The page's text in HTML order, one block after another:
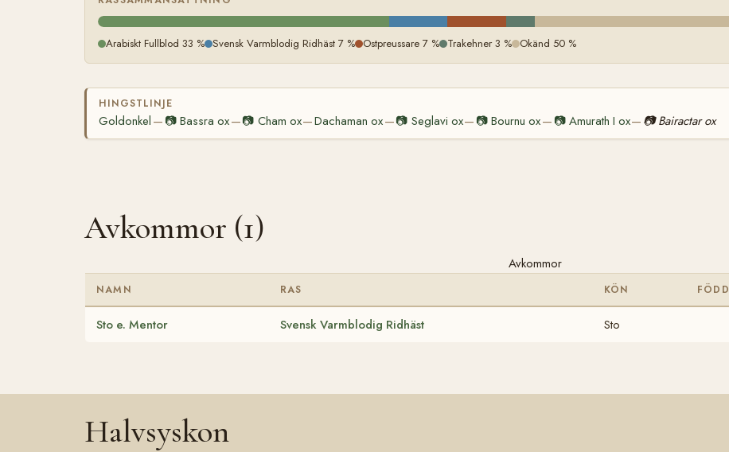
Arabiskt Fullblod 33 % Svensk Varmblodig Ridhäst 7 % Ostpreussare 7 % Trakehner 3 % Okänd 50 %
HINGSTLINJE
Goldonkel — 📷Bassra ox—📷 Cham ox—Dachaman ox—📷 Seglavi ox— 📷Bournu ox— 📷 Amurath I ox— 📷 Bairactar ox
Avkommor (1)
Avkommor
NAMN RAS KÖN FÖDD
Sto e. Mentor Svensk Varmblodig Ridhäst Sto
Halvsyskon